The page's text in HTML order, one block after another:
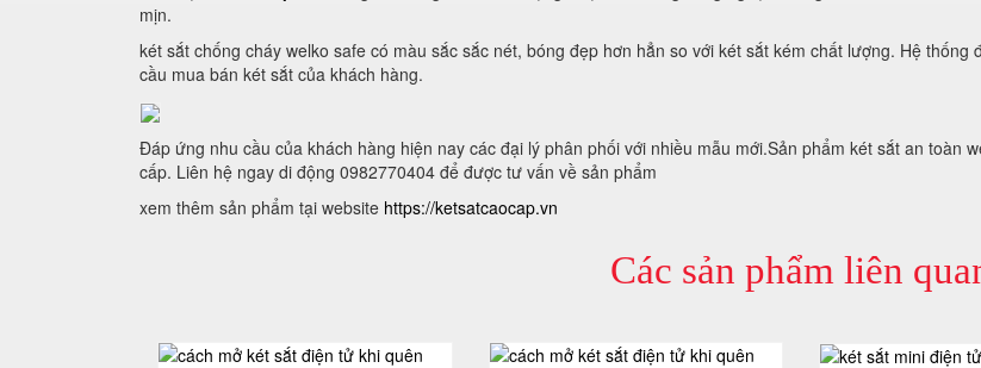
mịn.
két sắt chống cháy welko safe có màu sắc sắc nét, bóng đẹp hơn hẳn so với két sắt kém chất lượng. Hệ
cầu mua bán két sắt của khách hàng.
Đáp ứng nhu cầu của khách hàng hiện nay các đại lý phân phối với nhiều mẫu mới.Sản phẩm két sắt an toàn
cấp. Liên hệ ngay di động 0982770404 để được tư vấn về sản phẩm
xem thêm sản phẩm tại website https://ketsatcaocap.vn
Các sản phẩm liên